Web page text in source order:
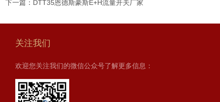
下一篇： DTT35恩德斯豪斯E+H流量开关厂家
关注我们
欢迎您关注我们的微信公众号了解更多信息：